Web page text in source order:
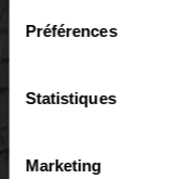
Préférences
Statistiques
Marketing